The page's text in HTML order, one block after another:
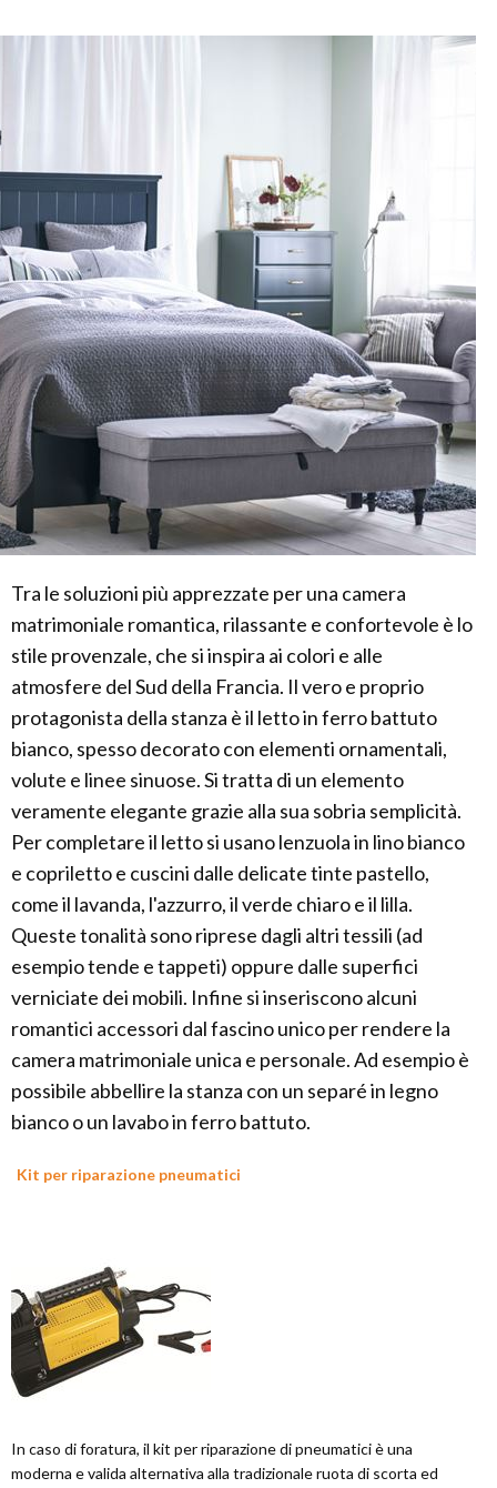
Tra le soluzioni più apprezzate per una camera
matrimoniale romantica, rilassante e confortevole è lo
stile provenzale, che si inspira ai colori e alle
atmosfere del Sud della Francia. Il vero e proprio
protagonista della stanza è il letto in ferro battuto
bianco, spesso decorato con elementi ornamentali,
volute e linee sinuose. Si tratta di un elemento
veramente elegante grazie alla sua sobria semplicità.
Per completare il letto si usano lenzuola in lino bianco
e copriletto e cuscini dalle delicate tinte pastello,
come il lavanda, l'azzurro, il verde chiaro e il lilla.
Queste tonalità sono riprese dagli altri tessili (ad
esempio tende e tappeti) oppure dalle superfici
verniciate dei mobili. Infine si inseriscono alcuni
romantici accessori dal fascino unico per rendere la
camera matrimoniale unica e personale. Ad esempio è
possibile abbellire la stanza con un separé in legno
bianco o un lavabo in ferro battuto.
Kit per riparazione pneumatici
In caso di foratura, il kit per riparazione di pneumatici è una
moderna e valida alternativa alla tradizionale ruota di scorta ed